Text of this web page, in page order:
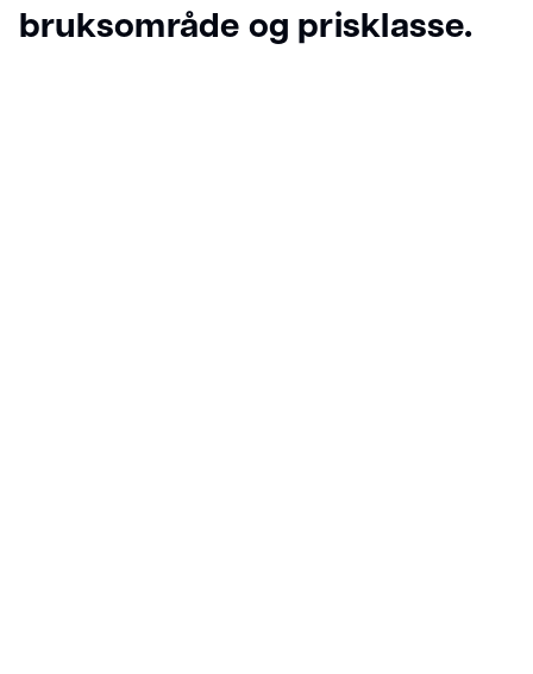
bruksområde og prisklasse.